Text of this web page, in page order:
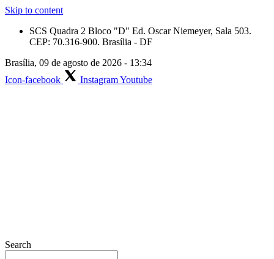
Skip to content
SCS Quadra 2 Bloco "D" Ed. Oscar Niemeyer, Sala 503.
CEP: 70.316-900. Brasília - DF
Brasília, 09 de agosto de 2026 - 13:34
Icon-facebook
InstagramYoutube
Search